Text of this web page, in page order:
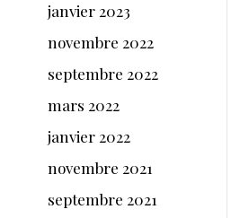
janvier 2023
novembre 2022
septembre 2022
mars 2022
janvier 2022
novembre 2021
septembre 2021